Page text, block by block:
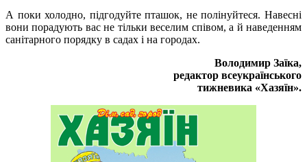
А поки холодно, підгодуйте пташок, не полінуйтеся. Навесні
вони порадують вас не тільки веселим співом, а й наведенням
санітарного порядку в садах і на городах.
Володимир Заїка,
редактор всеукраїнського
тижневика «Хазяїн».